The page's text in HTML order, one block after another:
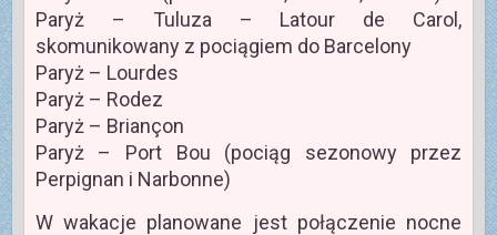
Paryż – Tuluza – Latour de Carol,
skomunikowany z pociągiem do Barcelony
Paryż – Lourdes
Paryż – Rodez
Paryż – Briançon
Paryż – Port Bou (pociąg sezonowy przez
Perpignan i Narbonne)
W wakacje planowane jest połączenie nocne